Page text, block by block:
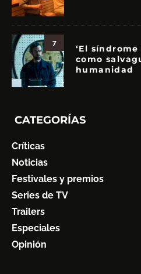
7
‘El
como
humanidad
CATEGORÍAS
Críticas
Noticias
Festivales y premios
Series de TV
Trailers
Especiales
Opinión